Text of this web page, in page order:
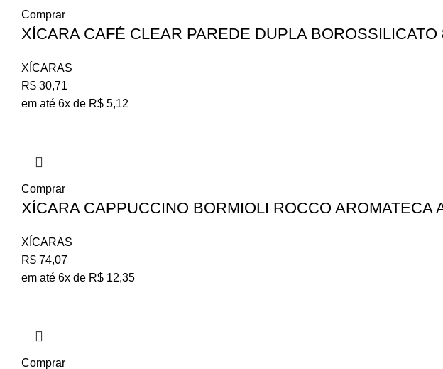
Comprar
XÍCARA CAFÉ CLEAR PAREDE DUPLA BOROSSILICATO
XÍCARAS
R$ 30,71
em até 6x de R$ 5,12
Comprar
XÍCARA CAPPUCCINO BORMIOLI ROCCO
XÍCARAS
R$ 74,07
em até 6x de R$ 12,35
Comprar